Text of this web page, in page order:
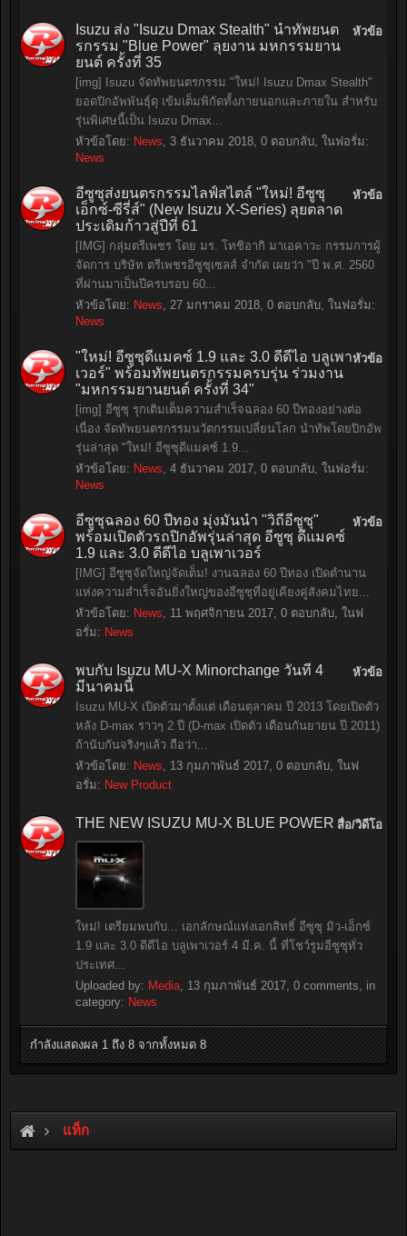
หัวข้อ
Isuzu ส่ง "Isuzu Dmax Stealth" นำทัพยนต
รกรรม "Blue Power" ลุยงาน มหกรรมยาน
ยนต์ ครั้งที่ 35
[img] Isuzu จัดทัพยนตรกรรม "ใหม่! Isuzu Dmax Stealth"
ยอดปิกอัพพันธุ์ดุ เข้มเต็มพิกัดทั้งภายนอกและภายใน สำหรับ
รุ่นพิเศษนี้เป็น Isuzu Dmax...
หัวข้อโดย: News, 3 ธันวาคม 2018, 0 ตอบกลับ, ในฟอรั่ม:
News
หัวข้อ
อีซูซุส่งยนตรกรรมไลฟ์สไตล์ "ใหม่! อีซูซุ
เอ็กซ์-ซีรี่ส์" (New Isuzu X-Series) ลุยตลาด
ประเดิมก้าวสู่ปีที่ 61
[IMG] กลุ่มตรีเพชร โดย มร. โทชิอากิ มาเอคาวะ กรรมการผู้
จัดการ บริษัท ตรีเพชรอีซูซุเซลส์ จำกัด เผยว่า "ปี พ.ศ. 2560
ที่ผ่านมาเป็นปีครบรอบ 60...
หัวข้อโดย: News, 27 มกราคม 2018, 0 ตอบกลับ, ในฟอรั่ม:
News
หัวข้อ
"ใหม่! อีซูซุดีแมคซ์ 1.9 และ 3.0 ดีดีไอ บลูเพา
เวอร์" พร้อมทัพยนตรกรรมครบรุ่น ร่วมงาน
"มหกรรมยานยนต์ ครั้งที่ 34"
[img] อีซูซุ รุกเติมเต็มความสำเร็จฉลอง 60 ปีทองอย่างต่อ
เนื่อง จัดทัพยนตรกรรมนวัตกรรมเปลี่ยนโลก นำทัพโดยปิกอัพ
รุ่นล่าสุด "ใหม่! อีซูซุดีแมคซ์ 1.9...
หัวข้อโดย: News, 4 ธันวาคม 2017, 0 ตอบกลับ, ในฟอรั่ม:
News
หัวข้อ
อีซูซุฉลอง 60 ปีทอง มุ่งมั่นนำ "วิถีอีซูซุ"
พร้อมเปิดตัวรถปิกอัพรุ่นล่าสุด อีซูซุ ดีแมคซ์
1.9 และ 3.0 ดีดีไอ บลูเพาเวอร์
[IMG] อีซูซุจัดใหญ่จัดเต็ม! งานฉลอง 60 ปีทอง เปิดตำนาน
แห่งความสำเร็จอันยิ่งใหญ่ของอีซูซุที่อยู่เคียงคู่สังคมไทย...
หัวข้อโดย: News, 11 พฤศจิกายน 2017, 0 ตอบกลับ, ในฟ
อรั่ม: News
หัวข้อ
พบกับ Isuzu MU-X Minorchange วันที่ 4
มีนาคมนี้
Isuzu MU-X เปิดตัวมาตั้งแต่ เดือนตุลาคม ปี 2013 โดยเปิดตัว
หลัง D-max ราวๆ 2 ปี (D-max เปิดตัว เดือนกันยายน ปี 2011)
ถ้านับกันจริงๆแล้ว ถือว่า...
หัวข้อโดย: News, 13 กุมภาพันธ์ 2017, 0 ตอบกลับ, ในฟ
อรั่ม: New Product
สื่อ/วิดีโอ
THE NEW ISUZU MU-X BLUE POWER
ใหม่! เตรียมพบกับ... เอกลักษณ์แห่งเอกสิทธิ์ อีซูซุ มิว-เอ็กซ์
1.9 และ 3.0 ดีดีไอ บลูเพาเวอร์ 4 มี.ค. นี้ ที่โชว์รูมอีซูซุทั่ว
ประเทศ...
Uploaded by: Media, 13 กุมภาพันธ์ 2017, 0 comments, in
category: News
กำลังแสดงผล 1 ถึง 8 จากทั้งหมด 8
แท็ก